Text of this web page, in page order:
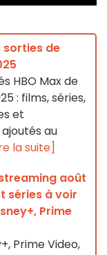
sorties de
HBO Max de
: films, séries,
et
au
la suite]
août
séries à voir
Prime
Prime Video,